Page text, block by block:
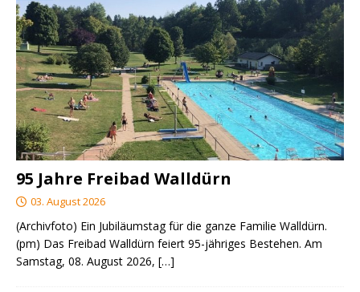
95 Jahre Freibad Walldürn
03. August 2026
(Archivfoto) Ein Jubiläumstag für die ganze Familie Walldürn.
(pm) Das Freibad Walldürn feiert 95-jähriges Bestehen. Am
Samstag, 08. August 2026, […]